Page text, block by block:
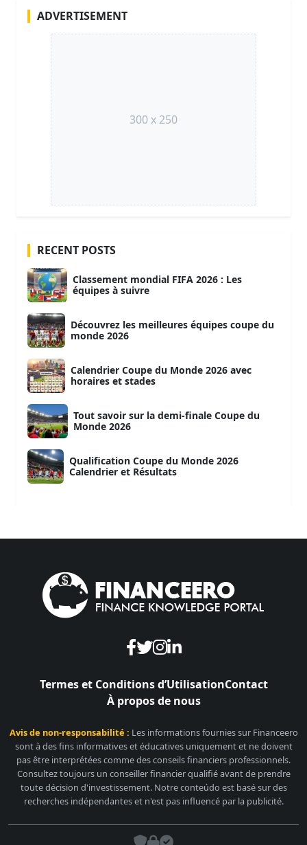
ADVERTISEMENT
300 x 250
RECENT POSTS
Classement mondial FIFA 2026 : Les
équipes à suivre
Découvrez les meilleures équipes coupe du
monde 2026
Calendrier Coupe du Monde 2026 avec
horaires et stades
Tout savoir sur la demi-finale Coupe du
Monde 2026
Qualification Coupe du Monde 2026
Calendrier et Résultats
Termes et Conditions d’UtilisationContact
À propos de nous
Avis de non-responsabilité : Les informations fournies sur Financeero
sont à des fins informatives et éducatives uniquement et ne doivent
pas être interprétées comme des conseils financiers professionnels.
Consultez toujours un conseiller financier qualifié avant de prendre
toute décision d'investissement. Notre conteúdo est basé sur des
recherches indépendantes et n'est pas influencé par la publicité.